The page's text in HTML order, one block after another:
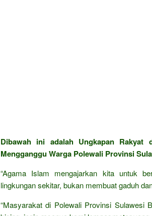
Dibawah ini adalah Ungkapan
Mengganggu Warga Polewali Provinsi
“Agama Islam mengajarkan kita untuk
lingkungan sekitar, bukan membuat gaduh
“Masyarakat di Polewali Provinsi Sulawesi